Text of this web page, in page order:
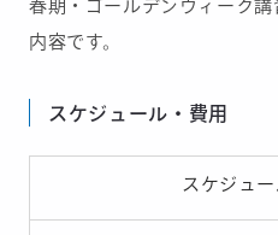
春期・ゴールデンウィーク講
内容です。
スケジュール・費用
スケジュ